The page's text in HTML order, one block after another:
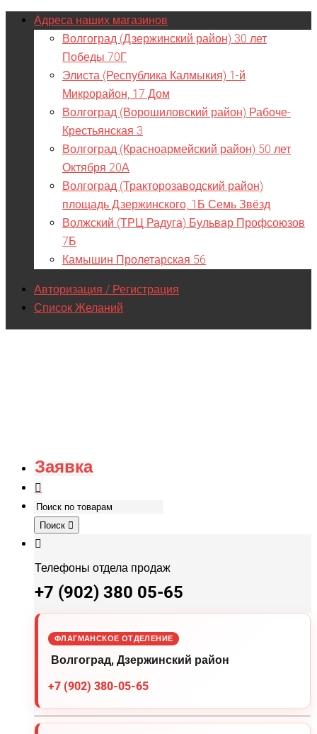
Адреса наших магазинов
Волгоград (Дзержинский район) 30 лет
Победы 70Г
Элиста (Республика Калмыкия) 1-й
Микрорайон, 17 Дом
Волгоград (Ворошиловский район) Рабоче-
Крестьянская 3
Волгоград (Красноармейский район) 50 лет
Октября 20А
Волгоград (Тракторозаводский район)
площадь Дзержинского, 1Б Семь Звёзд
Волжский (ТРЦ Радуга) Бульвар Профсоюзов
7Б
Камышин Пролетарская 56
Авторизация / Регистрация
Список Желаний
Заявка
Поиск
Телефоны отдела продаж
+7 (902) 380 05-65
ФЛАГМАНСКОЕ ОТДЕЛЕНИЕ
Волгоград, Дзержинский район
+7 (902) 380-05-65